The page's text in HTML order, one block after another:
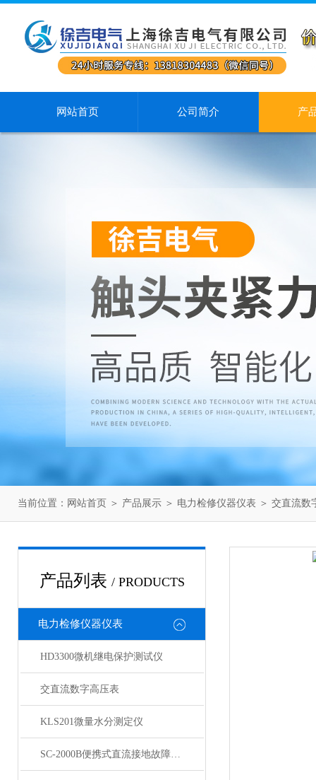
网站首页 公司简介 产
当前位置： 网站首页 ＞ 产品展示 ＞ 电力检修仪器仪表 ＞ 交直流数
产品列表 / PRODUCTS
电力检修仪器仪表
HD3300微机继电保护测试仪
交直流数字高压表
KLS201微量水分测定仪
SC-2000B便携式直流接地故障检测仪